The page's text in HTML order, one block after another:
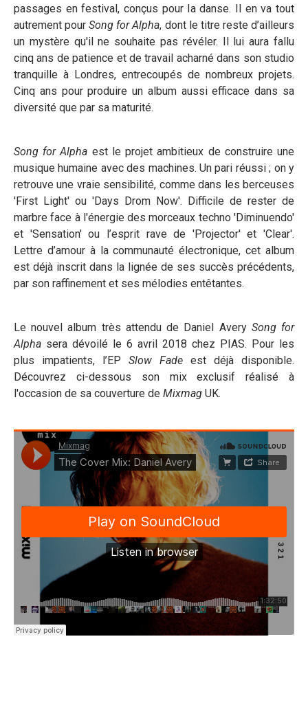
passages en festival, conçus pour la danse. Il en va tout
autrement pourSong for Alpha, dont le titre reste d’ailleurs
un mystère qu'il ne souhaite pas révéler. Il lui aura fallu
cinq ans de patience et de travail acharné dans son studio
tranquille à Londres, entrecoupés de nombreux projets.
Cinq ans pour produire un album aussi efficace dans sa
diversité que par sa maturité.
Song for Alpha est le projet ambitieux de construire une
musique humaine avec des machines. Un pari réussi ; on y
retrouve une vraie sensibilité, comme dans les berceuses
'First Light' ou 'Days Drom Now'. Difficile de rester de
marbre face à l'énergie des morceaux techno 'Diminuendo'
et 'Sensation' ou l’esprit rave de 'Projector' et 'Clear'.
Lettre d’amour à la communauté électronique, cet album
est déjà inscrit dans la lignée de ses succès précédents,
par son raffinement et ses mélodies entêtantes.
Le nouvel album très attendu de Daniel Avery Song for
Alpha sera dévoilé le 6 avril 2018 chez PIAS. Pour les
plus impatients, l’EP Slow Fade est déjà disponible.
Découvrez ci-dessous son mix exclusif réalisé à
l'occasion de sa couverture de Mixmag UK.